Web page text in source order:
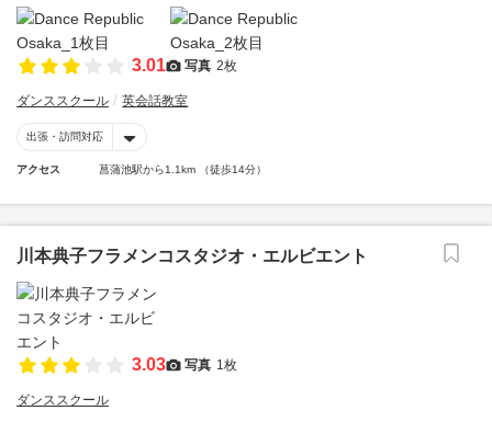
3.01 写真 2枚
ダンススクール 英会話教室
出張・訪問対応
アクセス 菖蒲池駅から1.1km （徒歩14分）
川本典子フラメンコスタジオ・エルビエント
3.03 写真 1枚
ダンススクール